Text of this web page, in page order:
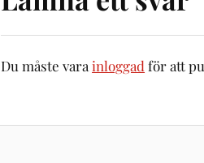
Du måste varainloggad för att